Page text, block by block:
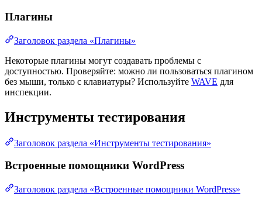
Плагины
Заголовок раздела «Плагины»
Некоторые плагины могут создавать проблемы с
доступностью. Проверяйте: можно ли пользоваться плагином
без мыши, только с клавиатуры? Используйте WAVE для
инспекции.
Инструменты тестирования
Заголовок раздела «Инструменты тестирования»
Встроенные помощники WordPress
Заголовок раздела «Встроенные помощники WordPress»